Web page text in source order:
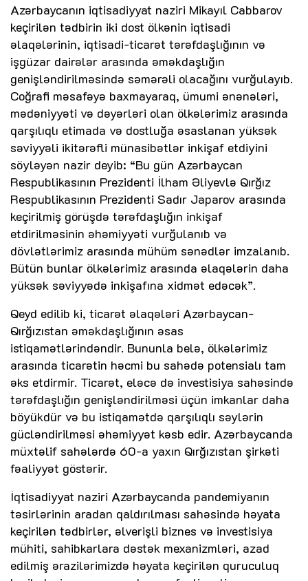
Azərbaycanın iqtisadiyyat naziri Mikayıl Cabbarov
keçirilən tədbirin iki dost ölkənin iqtisadi
əlaqələrinin, iqtisadi-ticarət tərəfdaşlığının və
işgüzar dairələr arasında əməkdaşlığın
genişləndirilməsində səmərəli olacağını vurğulayıb.
Coğrafi məsafəyə baxmayaraq, ümumi ənənələri,
mədəniyyəti və dəyərləri olan ölkələrimiz arasında
qarşılıqlı etimada və dostluğa əsaslanan yüksək
səviyyəli ikitərəfli münasibətlər inkişaf etdiyini
söyləyən nazir deyib: “Bu gün Azərbaycan
Respublikasının Prezidenti İlham Əliyevlə Qırğız
Respublikasının Prezidenti Sadır Japarov arasında
keçirilmiş görüşdə tərəfdaşlığın inkişaf
etdirilməsinin əhəmiyyəti vurğulanıb və
dövlətlərimiz arasında mühüm sənədlər imzalanıb.
Bütün bunlar ölkələrimiz arasında əlaqələrin daha
yüksək səviyyədə inkişafına xidmət edəcək”.
Qeyd edilib ki, ticarət əlaqələri Azərbaycan-
Qırğızıstan əməkdaşlığının əsas
istiqamətlərindəndir. Bununla belə, ölkələrimiz
arasında ticarətin həcmi bu sahədə potensialı tam
əks etdirmir. Ticarət, eləcə də investisiya sahəsində
tərəfdaşlığın genişləndirilməsi üçün imkanlar daha
böyükdür və bu istiqamətdə qarşılıqlı səylərin
gücləndirilməsi əhəmiyyət kəsb edir. Azərbaycanda
müxtəlif sahələrdə 60-a yaxın Qırğızıstan şirkəti
fəaliyyət göstərir.
İqtisadiyyat naziri Azərbaycanda pandemiyanın
təsirlərinin aradan qaldırılması sahəsində həyata
keçirilən tədbirlər, əlverişli biznes və investisiya
mühiti, sahibkarlara dəstək mexanizmləri, azad
edilmiş ərazilərimizdə həyata keçirilən quruculuq